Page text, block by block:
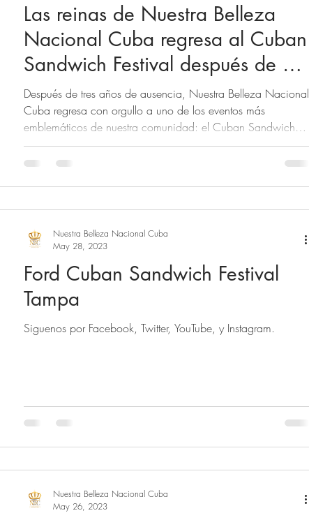
Las reinas de Nuestra Belleza
Nacional Cuba regresa al Cuban
Sandwich Festival después de 3
años
Después de tres años de ausencia, Nuestra Belleza Nacional
Cuba regresa con orgullo a uno de los eventos más
emblemáticos de nuestra comunidad: el Cuban Sandwich
Festival. Este esperado reencuentro no solo marca un
momento especial para nuestra organización, sino también
la distinguida presencia de nuestras actuales reinas: Miss
Earth Cuba 2025 , Rachel
Ford Cuban Sandwich Festival
Tampa
Siguenos por Facebook, Twitter, YouTube, y Instagram.
Nuestra Belleza Nacional Cuba
May 28, 2023
Nuestra Belleza Nacional Cuba
May 26, 2023